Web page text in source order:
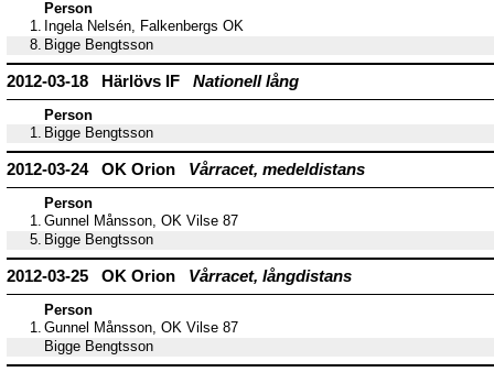
Person
1. Ingela Nelsén, Falkenbergs OK
8. Bigge Bengtsson
2012-03-18 Härlövs IF Nationell lång
Person
1. Bigge Bengtsson
2012-03-24 OK Orion Vårracet, medeldistans
Person
1. Gunnel Månsson, OK Vilse 87
5. Bigge Bengtsson
2012-03-25 OK Orion Vårracet, långdistans
Person
1. Gunnel Månsson, OK Vilse 87
Bigge Bengtsson